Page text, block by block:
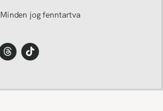
Minden jog fenntartva